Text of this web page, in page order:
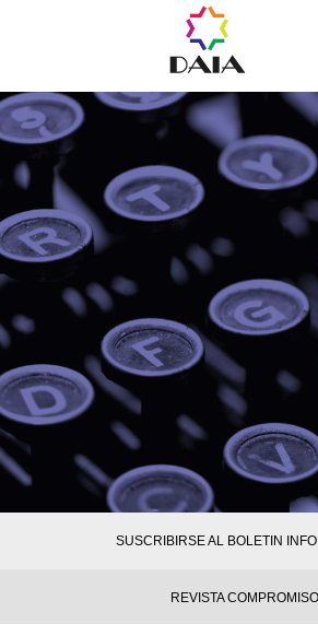
SUSCRIBIRSE AL BOLETIN
REVISTA COMPROMISO